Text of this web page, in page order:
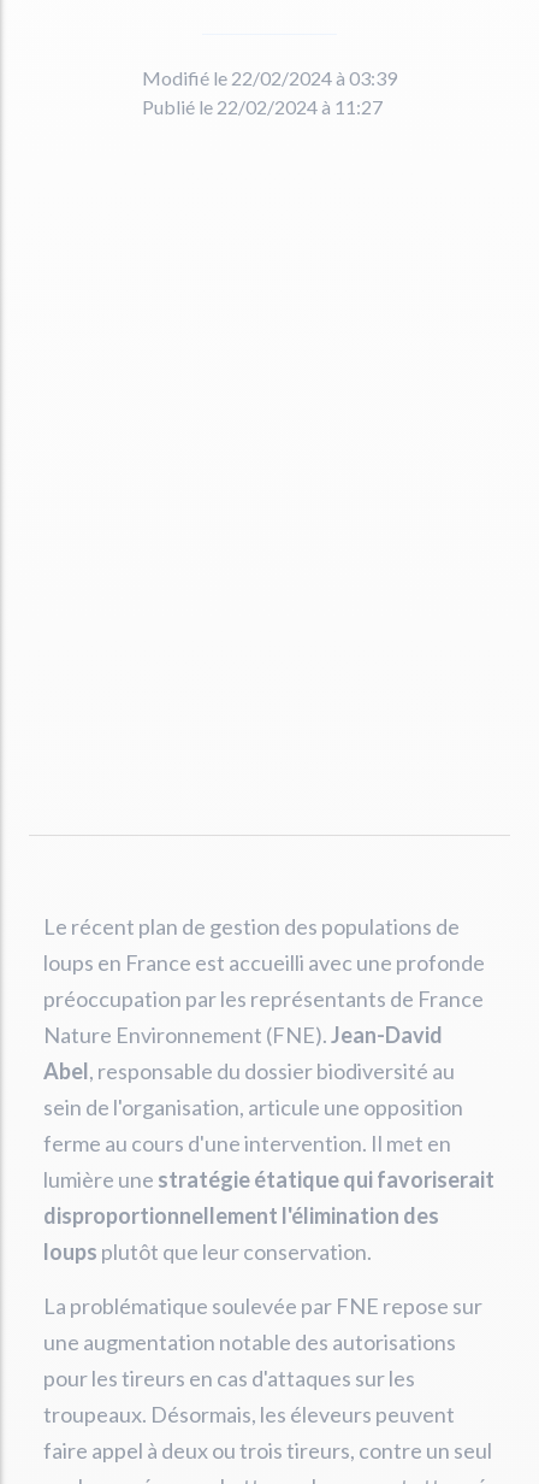
Modifié le 22/02/2024 à 03:39
Publié le 22/02/2024 à 11:27
Le récent plan de gestion des populations de
loups en France est accueilli avec une profonde
préoccupation par les représentants de France
Nature Environnement (FNE).Jean-David
Abel, responsable du dossier biodiversité au
sein de l'organisation, articule une opposition
ferme au cours d'une intervention. Il met en
lumière une stratégie étatique qui favoriserait
disproportionnellement l'élimination des
loups plutôt que leur conservation.
La problématique soulevée par FNE repose sur
une augmentation notable des autorisations
pour les tireurs en cas d'attaques sur les
troupeaux. Désormais, les éleveurs peuvent
faire appel à deux ou trois tireurs, contre un seul